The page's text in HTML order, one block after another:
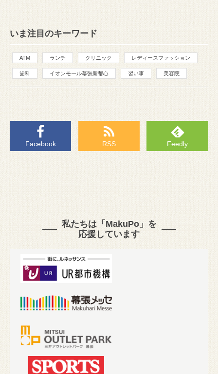
いま注目のキーワード
ATM ランチ クリニック レディースファッション
歯科 イオンモール幕張新都心 習い事 美容院
Facebook RSS Feedly
私たちは「MakuPo」を
応援しています